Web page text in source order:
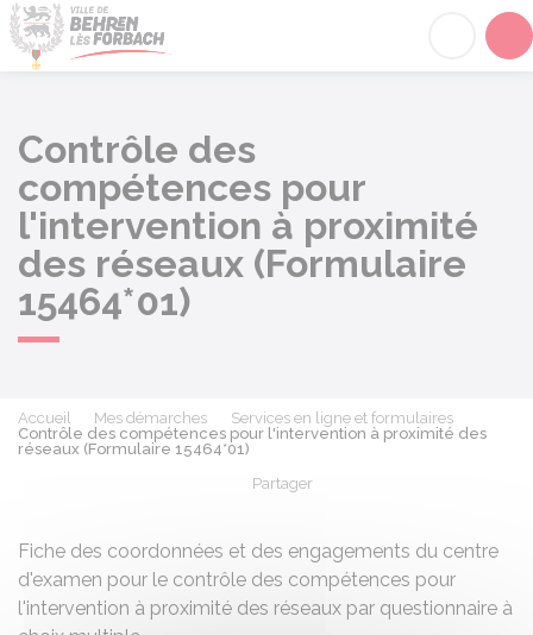
Contrôle des
compétences pour
l'intervention à proximité
des réseaux (Formulaire
15464*01)
Accueil Mes démarches
Services en ligne et formulaires
Contrôle des compétences pour l'intervention à proximité des
réseaux (Formulaire 15464*01)
Partager
Fiche des coordonnées et des engagements du centre
d'examen pour le contrôle des compétences pour
l'intervention à proximité des réseaux par questionnaire à